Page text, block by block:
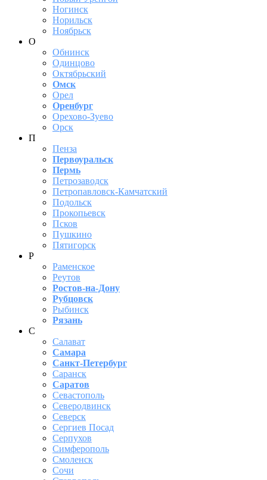
Ногинск
Норильск
Ноябрьск
О
Обнинск
Одинцово
Октябрьский
Омск
Орел
Оренбург
Орехово-Зуево
Орск
П
Пенза
Первоуральск
Пермь
Петрозаводск
Петропавловск-Камчатский
Подольск
Прокопьевск
Псков
Пушкино
Пятигорск
Р
Раменское
Реутов
Ростов-на-Дону
Рубцовск
Рыбинск
Рязань
С
Салават
Самара
Санкт-Петербург
Саранск
Саратов
Севастополь
Северодвинск
Северск
Сергиев Посад
Серпухов
Симферополь
Смоленск
Сочи